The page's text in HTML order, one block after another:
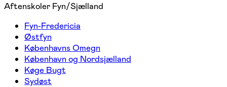
Aftenskoler Fyn/Sjælland
Fyn-Fredericia
Østfyn
Københavns Omegn
København og Nordsjælland
Køge Bugt
Sydøst